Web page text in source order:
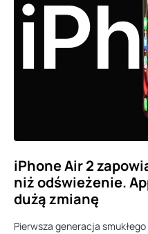
iPhone Air 2
niż odświeżenie.
dużą zmianę
Pierwsza generacja